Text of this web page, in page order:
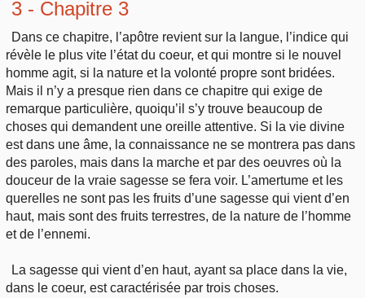
3 - Chapitre 3
Dans ce chapitre, l’apôtre revient sur la langue, l’indice qui
révèle le plus vite l’état du coeur, et qui montre si le nouvel
homme agit, si la nature et la volonté propre sont bridées.
Mais il n’y a presque rien dans ce chapitre qui exige de
remarque particulière, quoiqu’il s’y trouve beaucoup de
choses qui demandent une oreille attentive. Si la vie divine
est dans une âme, la connaissance ne se montrera pas dans
des paroles, mais dans la marche et par des oeuvres où la
douceur de la vraie sagesse se fera voir. L’amertume et les
querelles ne sont pas les fruits d’une sagesse qui vient d’en
haut, mais sont des fruits terrestres, de la nature de l’homme
et de l’ennemi.
La sagesse qui vient d’en haut, ayant sa place dans la vie,
dans le coeur, est caractérisée par trois choses.